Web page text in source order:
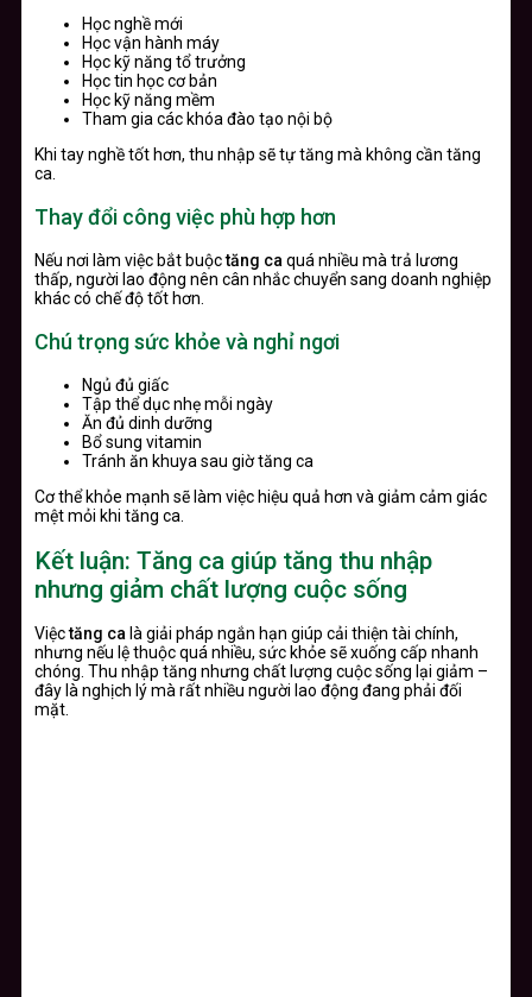
Học nghề mới
Học vận hành máy
Học kỹ năng tổ trưởng
Học tin học cơ bản
Học kỹ năng mềm
Tham gia các khóa đào tạo nội bộ
Khi tay nghề tốt hơn, thu nhập sẽ tự tăng mà không cần tăng
ca.
Thay đổi công việc phù hợp hơn
Nếu nơi làm việc bắt buộctăng ca quá nhiều mà trả lương
thấp, người lao động nên cân nhắc chuyển sang doanh nghiệp
khác có chế độ tốt hơn.
Chú trọng sức khỏe và nghỉ ngơi
Ngủ đủ giấc
Tập thể dục nhẹ mỗi ngày
Ăn đủ dinh dưỡng
Bổ sung vitamin
Tránh ăn khuya sau giờ tăng ca
Cơ thể khỏe mạnh sẽ làm việc hiệu quả hơn và giảm cảm giác
mệt mỏi khi tăng ca.
Kết luận: Tăng ca giúp tăng thu nhập
nhưng giảm chất lượng cuộc sống
Việctăng ca là giải pháp ngắn hạn giúp cải thiện tài chính,
nhưng nếu lệ thuộc quá nhiều, sức khỏe sẽ xuống cấp nhanh
chóng. Thu nhập tăng nhưng chất lượng cuộc sống lại giảm –
đây là nghịch lý mà rất nhiều người lao động đang phải đối
mặt.